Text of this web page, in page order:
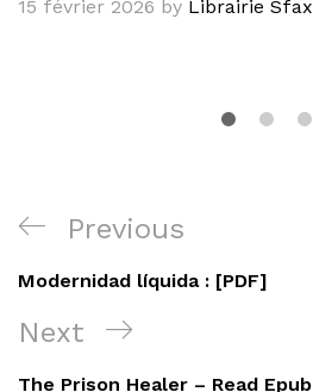
15 février 2026 by Librairie Sfax
Navigation
de
l’article
Previous
Post
Previous
Modernidad líquida : [PDF]
Next
Post
Next
The Prison Healer – Read Epub